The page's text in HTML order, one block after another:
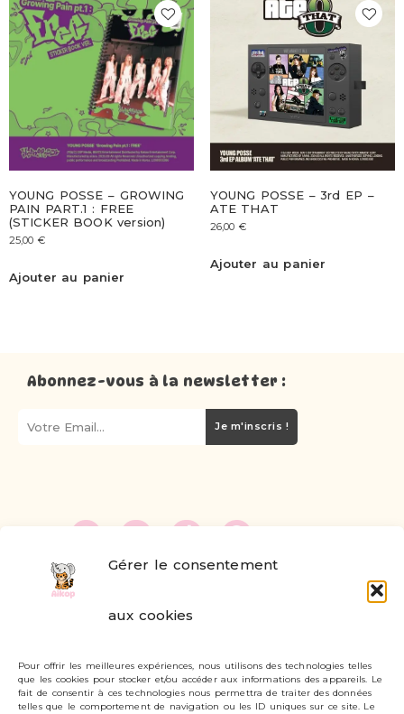
Gérer le consentement
aux cookies
Pour offrir les meilleures expériences, nous utilisons des technologies telles
que les cookies pour stocker et/ou accéder aux informations des appareils. Le
fait de consentir à ces technologies nous permettra de traiter des données
telles que le comportement de navigation ou les ID uniques sur ce site. Le
YOUNG POSSE – GROWING
PAIN PART.1 : FREE
(STICKER BOOK version)
25,00 €
Ajouter au panier
YOUNG POSSE – 3rd EP –
ATE THAT
26,00 €
Ajouter au panier
Abonnez-vous à la newsletter :
Je m'inscris !
Livraisons et retours
Mon compte